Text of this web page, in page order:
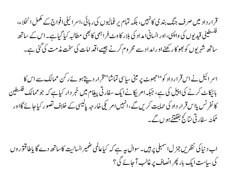
قرارداد میں صرف جنگ بندی کا نہیں، بلکہ تمام یرغمالیوں کی رہائی، اسرائیلی افواج کے مکمل انخلاء،
فلسطینی قیدیوں کی واپسی، اور انسانی امداد کی بلا رکاوٹ فراہمی کا بھی مطالبہ کیا گیا ہے۔ اس کے ساتھ
ساتھ شہریوں کو بھوکا رکھنے اور امداد سے محروم کرنے جیسے اقدامات کی سخت مذمت کی گئی ہے۔
اسرائیل نے اس قرارداد کو “جھوٹ پر مبنی سیاسی تماشا” قرار دیتے ہوئے رکن ممالک سے اس کا
بائیکاٹ کرنے کی اپیل کی ہے، جبکہ امریکا نے ایک سفارتی پیغام میں خبردار کیا ہے کہ جو ممالک فلسطین
کانفرنس یا اس قرارداد کی حمایت کریں گے، انہیں امریکی خارجہ پالیسی کے خلاف تصور کیا جائے گا اور
ممکنہ سفارتی نتائج بھگتنے ہوں گے۔
اب دنیا کی نظریں جنرل اسمبلی پر ہیں۔ سوال یہ ہے کہ کیا عالمی ضمیر انسانیت کا ساتھ دے گا یا طاقتوروں
کی سیاست ایک بار پھر انصاف پر غالب آ جائے گی؟